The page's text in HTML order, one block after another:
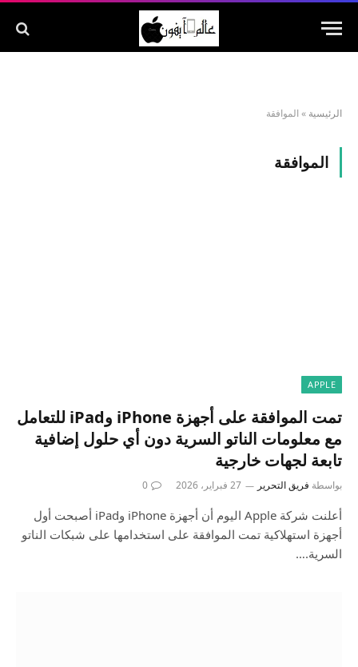
الرئيسية » الموافقة
الموافقة
APPLE
تمت الموافقة على أجهزة iPhone وiPad للتعامل
مع معلومات الناتو السرية دون أي حلول إضافية
تابعة لجهات خارجية
بواسطة فريق التحرير 27 فبراير، 2026 0
أعلنت شركة Apple اليوم أن أجهزة iPhone وiPad أصبحت أول
أجهزة استهلاكية تمت الموافقة على استخدامها على شبكات الناتو
السرية.…